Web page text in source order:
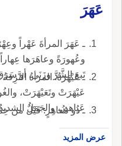
عَهَرَ
ـ عَهَرَ المرأةَ عَهْراً
وعُهورَةً وعاهَرَها عِهاراً:
تَبعَ الشَّرَّ وزَنَى، أو
ـ عَيْهَرَةُ: المرأةُ
عَيْهَرَتْ وتَعَيْهَرَتْ،
عَياهيرُ، والجَمَلُ
ـ ذُو مُعاهِرٍ: قَيْلٌ من
عرض المزيد